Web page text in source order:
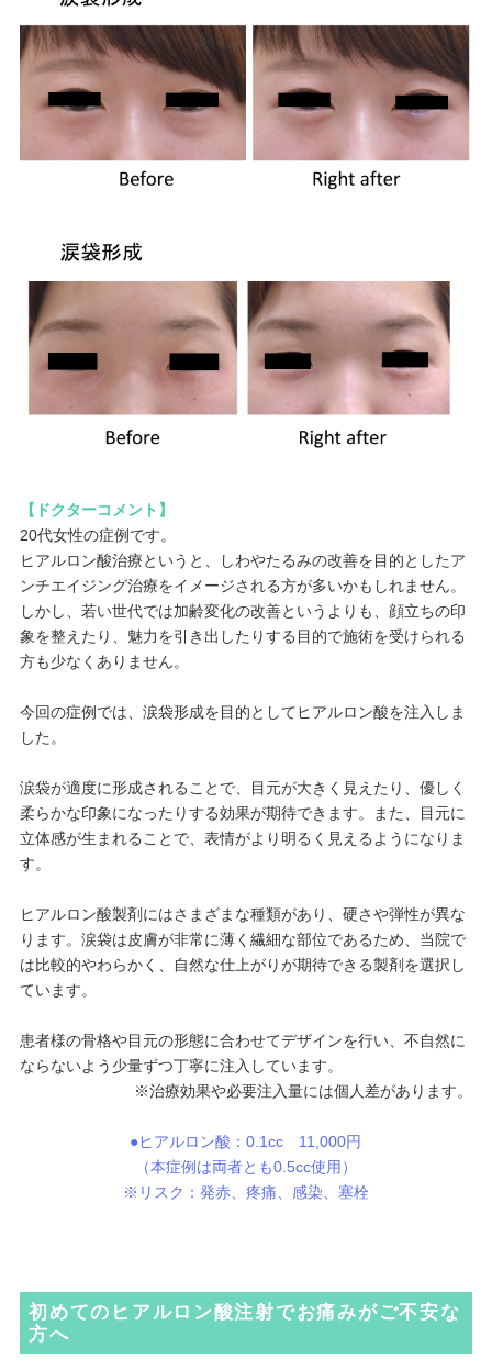
【ドクターコメント】
20代女性の症例です。
ヒアルロン酸治療というと、しわやたるみの改善を目的としたア
ンチエイジング治療をイメージされる方が多いかもしれません。
しかし、若い世代では加齢変化の改善というよりも、顔立ちの印
象を整えたり、魅力を引き出したりする目的で施術を受けられる
方も少なくありません。
今回の症例では、涙袋形成を目的としてヒアルロン酸を注入しま
した。
涙袋が適度に形成されることで、目元が大きく見えたり、優しく
柔らかな印象になったりする効果が期待できます。また、目元に
立体感が生まれることで、表情がより明るく見えるようになりま
す。
ヒアルロン酸製剤にはさまざまな種類があり、硬さや弾性が異な
ります。涙袋は皮膚が非常に薄く繊細な部位であるため、当院で
は比較的やわらかく、自然な仕上がりが期待できる製剤を選択し
ています。
患者様の骨格や目元の形態に合わせてデザインを行い、不自然に
ならないよう少量ずつ丁寧に注入しています。
※治療効果や必要注入量には個人差があります。
●ヒアルロン酸：0.1cc 11,000円
（本症例は両者とも0.5cc使用）
※リスク：発赤、疼痛、感染、塞栓
初めてのヒアルロン酸注射でお痛みがご不安な
方へ